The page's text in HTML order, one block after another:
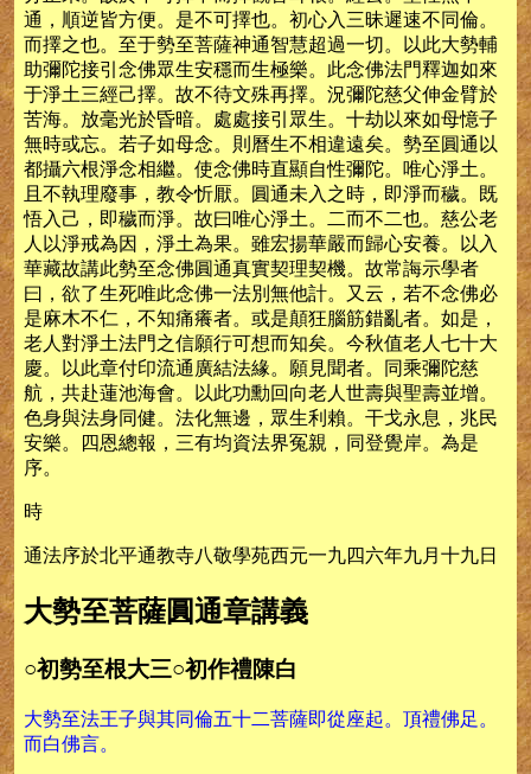
通，順逆皆方便。是不可擇也。初心入三昧遲速不同倫。
而擇之也。至于勢至菩薩神通智慧超過一切。以此大勢輔
助彌陀接引念佛眾生安穩而生極樂。此念佛法門釋迦如來
于淨土三經己擇。故不待文殊再擇。況彌陀慈父伸金臂於
苦海。放毫光於昏暗。處處接引眾生。十劫以來如母憶子
無時或忘。若子如母念。則曆生不相違遠矣。勢至圓通以
都攝六根淨念相繼。使念佛時直顯自性彌陀。唯心淨土。
且不執理廢事，教令忻厭。圓通未入之時，即淨而穢。既
悟入己，即穢而淨。故曰唯心淨土。二而不二也。慈公老
人以淨戒為因，淨土為果。雖宏揚華嚴而歸心安養。以入
華藏故講此勢至念佛圓通真實契理契機。故常誨示學者
曰，欲了生死唯此念佛一法別無他計。又云，若不念佛必
是麻木不仁，不知痛癢者。或是顛狂腦筋錯亂者。如是，
老人對淨土法門之信願行可想而知矣。今秋值老人七十大
慶。以此章付印流通廣結法緣。願見聞者。同乘彌陀慈
航，共赴蓮池海會。以此功勳回向老人世壽與聖壽並增。
色身與法身同健。法化無邊，眾生利賴。干戈永息，兆民
安樂。四恩總報，三有均資法界冤親，同登覺岸。為是
序。
時
通法序於北平通教寺八敬學苑西元一九四六年九月十九日
大勢至菩薩圓通章講義
○初勢至根大三○初作禮陳白
大勢至法王子與其同倫五十二菩薩即從座起。頂禮佛足。
而白佛言。